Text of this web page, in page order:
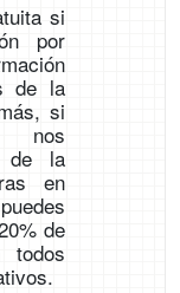
si
por
de la
si
nos
de la
en
de
todos